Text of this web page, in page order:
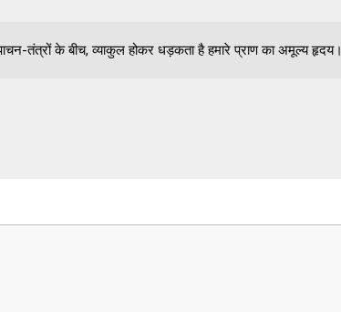
तंत्रों के बीच, व्याकुल होकर धड़कता है हमारे प्राण का अमूल्य हृदय।